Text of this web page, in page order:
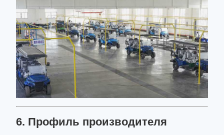
6. Профиль производителя